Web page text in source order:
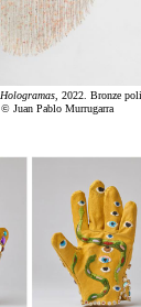
Hologramas , 2022. Bronze
Juan Pablo Murrugarra